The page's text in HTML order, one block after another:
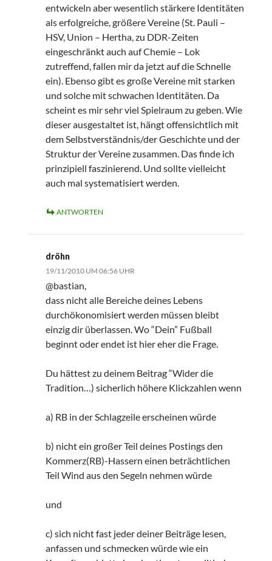
entwickeln aber wesentlich stärkere Identitäten
als erfolgreiche, größere Vereine (St. Pauli –
HSV, Union – Hertha, zu DDR-Zeiten
eingeschränkt auch auf Chemie – Lok
zutreffend, fallen mir da jetzt auf die Schnelle
ein). Ebenso gibt es große Vereine mit starken
und solche mit schwachen Identitäten. Da
scheint es mir sehr viel Spielraum zu geben. Wie
dieser ausgestaltet ist, hängt offensichtlich mit
dem Selbstverständnis/der Geschichte und der
Struktur der Vereine zusammen. Das finde ich
prinzipiell faszinierend. Und sollte vielleicht
auch mal systematisiert werden.
ANTWORTEN
dröhn
19/11/2010 UM 06:56 UHR
@bastian,
dass nicht alle Bereiche deines Lebens
durchökonomisiert werden müssen bleibt
einzig dir überlassen. Wo “Dein” Fußball
beginnt oder endet ist hier eher die Frage.
Du hättest zu deinem Beitrag “Wider die
Tradition…) sicherlich höhere Klickzahlen wenn
a) RB in der Schlagzeile erscheinen würde
b) nicht ein großer Teil deines Postings den
Kommerz(RB)-Hassern einen beträchtlichen
Teil Wind aus den Segeln nehmen würde
und
c) sich nicht fast jeder deiner Beiträge lesen,
anfassen und schmecken würde wie ein